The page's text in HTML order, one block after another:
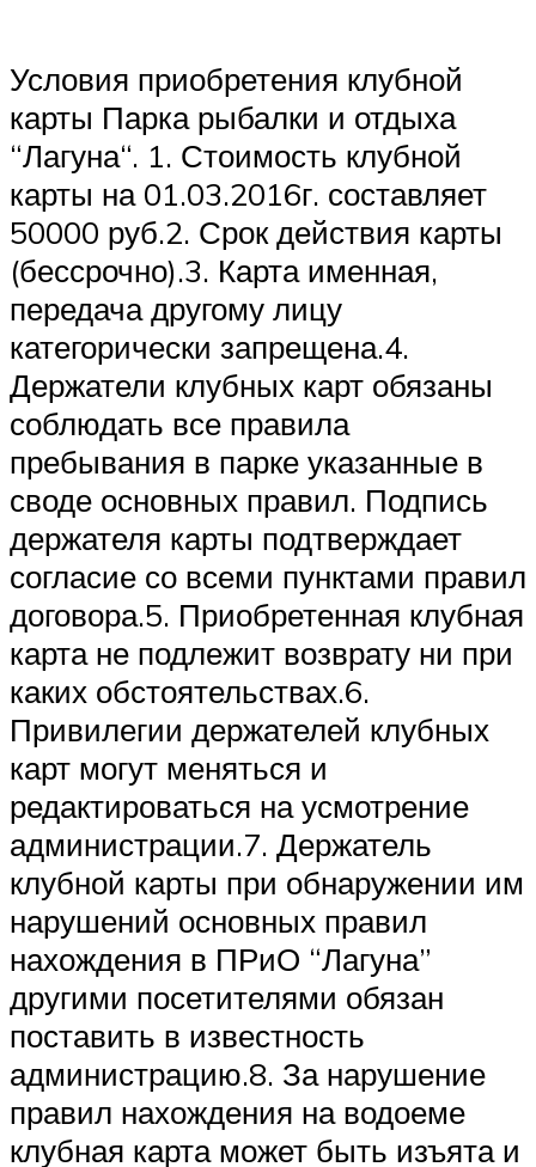
Условия приобретения клубной
карты Парка рыбалки и отдыха
“Лагуна“. 1. Стоимость клубной
карты на 01.03.2016г. составляет
50000 руб.2. Срок действия карты
(бессрочно).3. Карта именная,
передача другому лицу
категорически запрещена.4.
Держатели клубных карт обязаны
соблюдать все правила
пребывания в парке указанные в
своде основных правил. Подпись
держателя карты подтверждает
согласие со всеми пунктами правил
договора.5. Приобретенная клубная
карта не подлежит возврату ни при
каких обстоятельствах.6.
Привилегии держателей клубных
карт могут меняться и
редактироваться на усмотрение
администрации.7. Держатель
клубной карты при обнаружении им
нарушений основных правил
нахождения в ПРиО “Лагуна”
другими посетителями обязан
поставить в известность
администрацию.8. За нарушение
правил нахождения на водоеме
клубная карта может быть изъята и